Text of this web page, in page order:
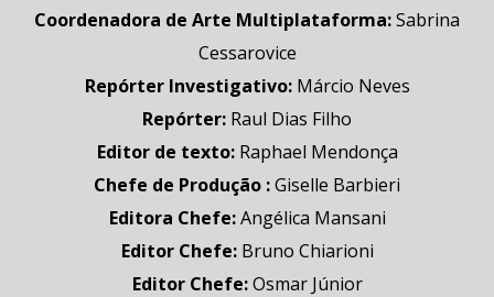
Coordenadora de Arte Multiplataforma:Sabrina
Cessarovice
Repórter Investigativo: Márcio Neves
Repórter: Raul Dias Filho
Editor de texto: Raphael Mendonça
Chefe de Produção :Giselle Barbieri
Editora Chefe:Angélica Mansani
Editor Chefe: Bruno Chiarioni
Editor Chefe:Osmar Júnior